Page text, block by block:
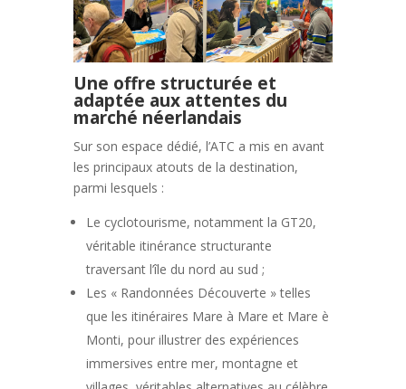
Une offre structurée et
adaptée aux attentes du
marché néerlandais
Sur son espace dédié, l’ATC a mis en avant
les principaux atouts de la destination,
parmi lesquels :
Le cyclotourisme, notamment la GT20,
véritable itinérance structurante
traversant l’île du nord au sud ;
Les « Randonnées Découverte » telles
que les itinéraires Mare à Mare et Mare è
Monti, pour illustrer des expériences
immersives entre mer, montagne et